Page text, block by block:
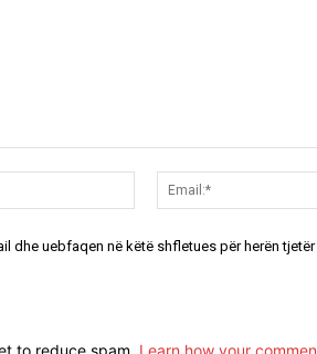
Emri:*
dhe uebfaqen në këtë shfletues për herën
to reduce spam. Learn how your